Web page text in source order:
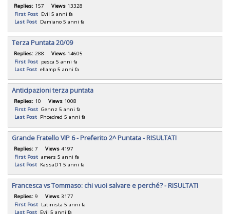
Replies: 157 Views 13328
First Post Evil 5 anni fa
Last Post Damiano 5 anni fa
Terza Puntata 20/09
Replies: 288 Views 14605
First Post pesca 5 anni fa
Last Post ellamp 5 anni fa
Anticipazioni terza puntata
Replies: 10 Views 1008
First Post Gennz 5 anni fa
Last Post Phoedred 5 anni fa
Grande Fratello VIP 6 - Preferito 2^ Puntata - RISULTATI
Replies: 7 Views 4197
First Post amers 5 anni fa
Last Post KassaD1 5 anni fa
Francesca vs Tommaso: chi vuoi salvare e perché? - RISULTATI
Replies: 9 Views 3177
First Post Latinista 5 anni fa
Last Post Evil 5 anni fa